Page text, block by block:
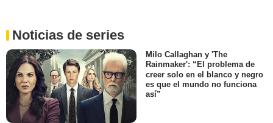
Noticias de series
Milo Callaghan y 'The
Rainmaker': “El problema de
creer solo en el blanco y negro
es que el mundo no funciona
así”